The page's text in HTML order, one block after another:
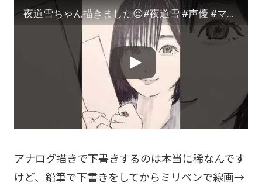
夜道雪ちゃん描きました😌#夜道雪 #声優 #マシュマロ姫 #バイク女子 #イラスト #イラストメイキング
アナログ描きで下書きするのは本当に稀なんです
けど、鉛筆で下書きをしてからミリペンで線画→